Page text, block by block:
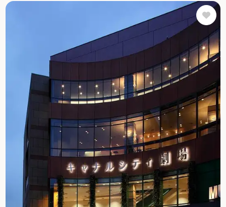
複合商業施設。ファッションから雑貨まで約140店の専門店
が軒を連ねる「キャナルシティオーパ」をはじめ、良質の
食品、衣料、生活雑貨から家具、家電までフルアイテムが
揃う「ＭＵＪＩ」など、一日ではとても回りきれない
ショッピングスポットが目白押しだ。
食べる広大な敷地内には、特別な日に利用したいお洒落な
レストランから手軽なファーストフードまで、和・洋・中
を問わず多くの飲食店がある。ノースビルには観光客から
人気の「一蘭」や「電光石火」、お買物の休憩にも便利な
「星乃珈琲店」といったカフェなどバラエティ豊かなお店
が集まっている。
観る・遊ぶキャナルシティ博多は、ミュージカルや演劇を
楽しめる「キャナルシティ劇場」や、13のスクリーンを持
つシネマコンプレックス「ユナイテッド・シネマ キャナ
ルシティ13」、メダルゲームやＵＦＯキャッチャーなどを
多数取りそろえた「TAITO STATION」など、遊び心を満たし
てくれるエンターテイメント施設も盛りだくさん。